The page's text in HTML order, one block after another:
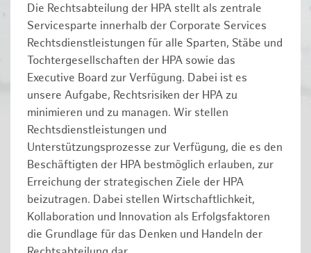
Die Rechtsabteilung der HPA stellt als zentrale
Servicesparte innerhalb der Corporate Services
Rechtsdienstleistungen für alle Sparten, Stäbe und
Tochtergesellschaften der HPA sowie das
Executive Board zur Verfügung. Dabei ist es
unsere Aufgabe, Rechtsrisiken der HPA zu
minimieren und zu managen. Wir stellen
Rechtsdienstleistungen und
Unterstützungsprozesse zur Verfügung, die es den
Beschäftigten der HPA bestmöglich erlauben, zur
Erreichung der strategischen Ziele der HPA
beizutragen. Dabei stellen Wirtschaftlichkeit,
Kollaboration und Innovation als Erfolgsfaktoren
die Grundlage für das Denken und Handeln der